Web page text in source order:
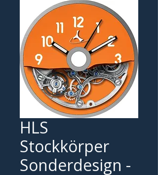
HLS
Stockkörper
Sonderdesign -